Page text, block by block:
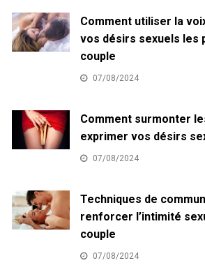
Comment utiliser la
vos désirs sexuels les
couple
07/08/2024
Comment surmonter
exprimer vos désirs
07/08/2024
Techniques de
renforcer l’intimité
couple
07/08/2024